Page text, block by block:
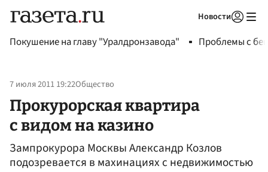
Новости
Покушение на главу "Уралдронзавода" Проблемы с
7 июля 2011 19:22Общество
Прокурорская квартира
с видом на казино
Зампрокурора Москвы Александр Козлов
подозревается в махинациях с недвижимостью